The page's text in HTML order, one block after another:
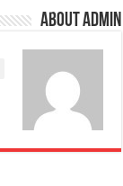
About admin